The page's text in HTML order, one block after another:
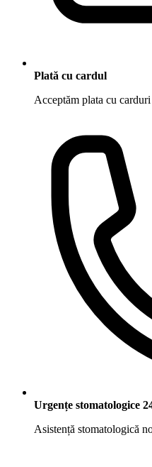
Plată cu cardul
Acceptăm plata cu carduri
Urgențe stomatologice
Asistență stomatologică